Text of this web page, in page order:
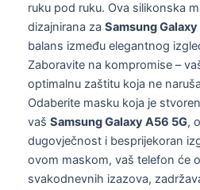
ruku pod ruku. Ova silikonska
dizajnirana za Samsung
balans između elegantnog
Zaboravite na kompromise –
optimalnu zaštitu koja ne
Odaberite masku koja je
vaš Samsung Galaxy A56 5G,
dugovječnost i besprijekoran
ovom maskom, vaš telefon će
svakodnevnih izazova,